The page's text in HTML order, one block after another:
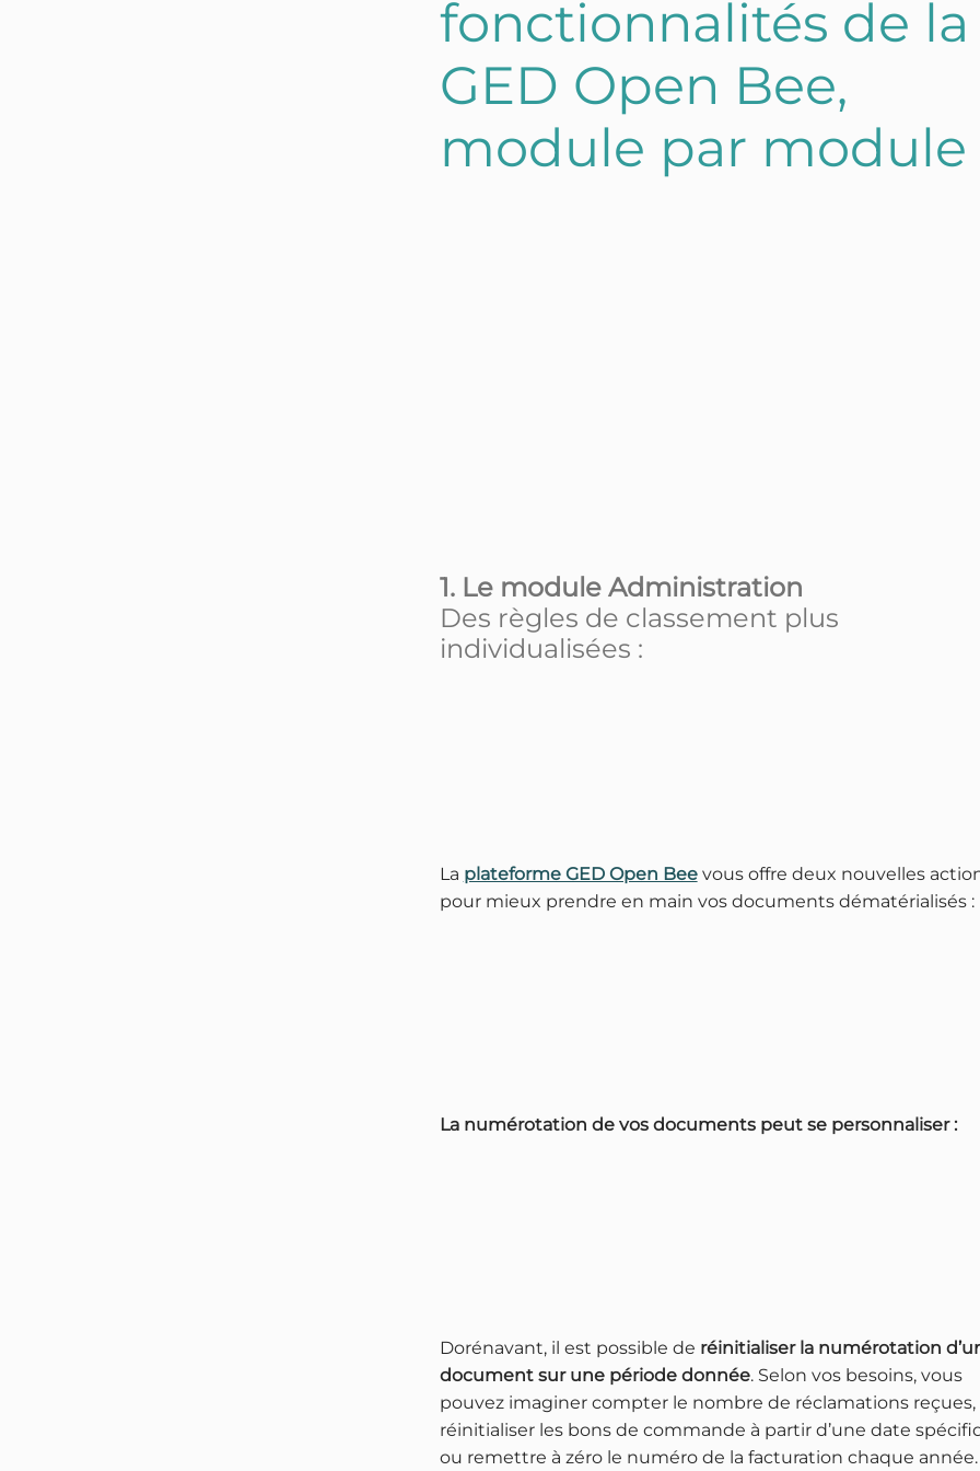
fonctionnalités de la
GED Open Bee,
module par module
1. Le module Administration
Des règles de classement plus
individualisées :
La plateforme GED Open Beevous offre deux nouvelles
pour mieux prendre en main vos documents dématérialisés :
La numérotation de vos documents peut se personnaliser :
Dorénavant, il est possible de réinitialiser la numérotation
document sur une période donnée. Selon vos besoins, vous
pouvez imaginer compter le nombre de réclamations reçues,
réinitialiser les bons de commande à partir d’une date
ou remettre à zéro le numéro de la facturation chaque année.